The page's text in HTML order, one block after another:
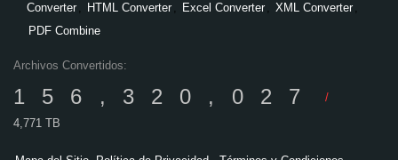
Converter , HTML Converter , Excel Converter , XML Converter ,
PDF Combine
Archivos Convertidos:
156,320,027
/
4,771 TB